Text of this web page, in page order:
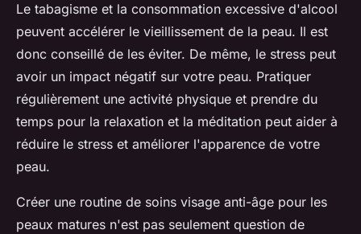
Le tabagisme et la consommation excessive d'alcool
peuvent accélérer le vieillissement de la peau. Il est
donc conseillé de les éviter. De même, le stress peut
avoir un impact négatif sur votre peau. Pratiquer
régulièrement une activité physique et prendre du
temps pour la relaxation et la méditation peut aider à
réduire le stress et améliorer l'apparence de votre
peau.
Créer une routine de soins visage anti-âge pour les
peaux matures n'est pas seulement question de